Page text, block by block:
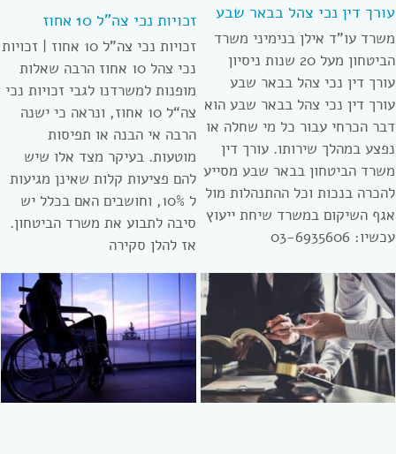
עורך דין נכי צהל בבאר שבע
משרד עו”ד אילן בנימיני משרד
הביטחון מעל 20 שנות ניסיון
עורך דין נכי צהל בבאר שבע
עורך דין נכי צהל בבאר שבע הוא
דבר הכרחי עבור כל מי שחלה או
נפצע במהלך שירותו. עורך דין
משרד הביטחון בבאר שבע מסייע
להכרה בנכות וכל ההתנהלות מול
אגף השיקום במשרד שיחת ייעוץ
עכשיו: 03-6935606
זכויות נכי צה”ל 10 אחוז
זכויות נכי צה”ל 10 אחוז | זכויות
נכי צהל 10 אחוז הרבה שאלות
מופנות למשרדנו לגבי זכויות נכי
צה“ל 10 אחוז, ונראה כי ישנה
הרבה אי הבנה או תפיסות
מוטעות. בעיקר מצד אלו שיש
להם פציעות קלות שאינן מגיעות
ל 10%, וחושבים האם בכלל יש
סיבה לתבוע את משרד הביטחון.
אז להלן סקירה